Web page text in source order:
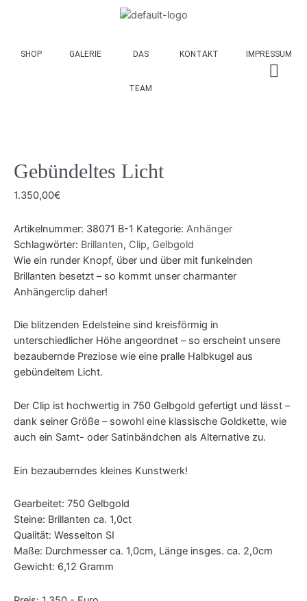
SHOP GALERIE DAS
TEAM
KONTAKT IMPRESSUM
Gebündeltes Licht
1.350,00€
Artikelnummer: 38071 B-1 Kategorie: Anhänger
Schlagwörter: Brillanten, Clip, Gelbgold
Wie ein runder Knopf, über und über mit funkelnden
Brillanten besetzt – so kommt unser charmanter
Anhängerclip daher!
Die blitzenden Edelsteine sind kreisförmig in
unterschiedlicher Höhe angeordnet – so erscheint unsere
bezaubernde Preziose wie eine pralle Halbkugel aus
gebündeltem Licht.
Der Clip ist hochwertig in 750 Gelbgold gefertigt und lässt –
dank seiner Größe – sowohl eine klassische Goldkette, wie
auch ein Samt- oder Satinbändchen als Alternative zu.
Ein bezauberndes kleines Kunstwerk!
Gearbeitet: 750 Gelbgold
Steine: Brillanten ca. 1,0ct
Qualität: Wesselton SI
Maße: Durchmesser ca. 1,0cm, Länge insges. ca. 2,0cm
Gewicht: 6,12 Gramm